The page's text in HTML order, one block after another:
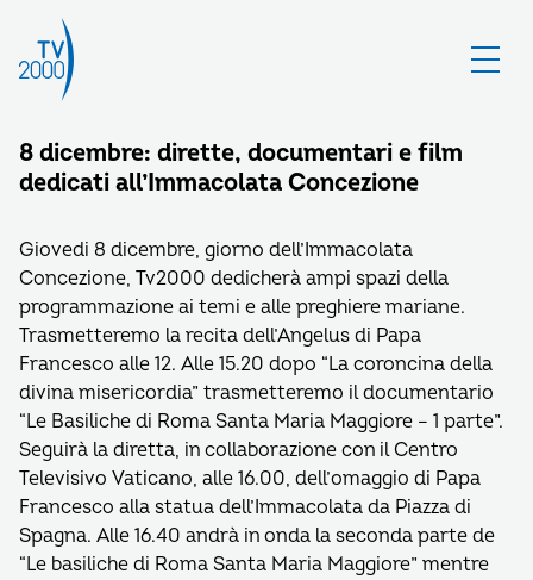
8 dicembre: dirette, documentari e film
dedicati all’Immacolata Concezione
Giovedi 8 dicembre, giorno dell’Immacolata
Concezione, Tv2000 dedicherà ampi spazi della
programmazione ai temi e alle preghiere mariane.
Trasmetteremo la recita dell’Angelus di Papa
Francesco alle 12. Alle 15.20 dopo “La coroncina della
divina misericordia” trasmetteremo il documentario
“Le Basiliche di Roma Santa Maria Maggiore – 1 parte”.
Seguirà la diretta, in collaborazione con il Centro
Televisivo Vaticano, alle 16.00, dell’omaggio di Papa
Francesco alla statua dell’Immacolata da Piazza di
Spagna. Alle 16.40 andrà in onda la seconda parte de
“Le basiliche di Roma Santa Maria Maggiore” mentre